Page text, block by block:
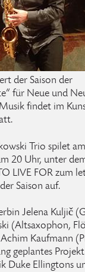
der Saison der
für Neue und
findet im
Trio spilet
20 Uhr, unter
LIVE FOR zum
Saison auf.
Jelena Kuljič
(Altsaxophon,
Kaufmann
geplantes
Duke Ellingtons